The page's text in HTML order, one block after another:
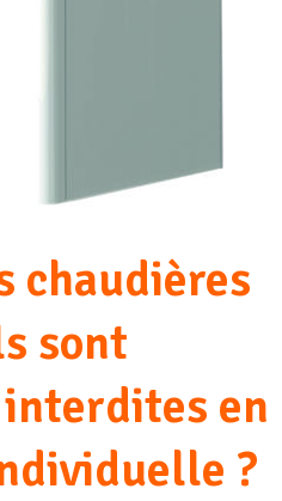
chaudières
sont
en
?